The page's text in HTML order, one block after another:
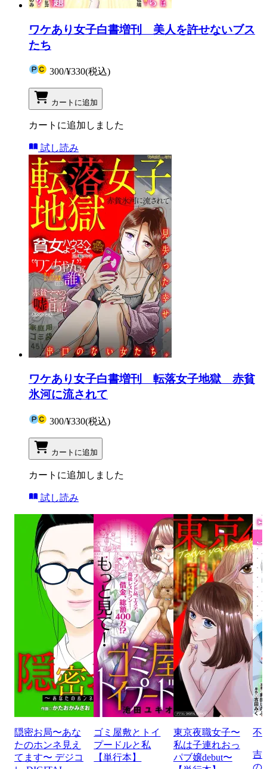
ワケあり女子白書増刊 美人を許せないブス
たち
300/¥330(税込)
カートに追加
カートに追加しました
試し読み
ワケあり女子白書増刊 転落女子地獄 赤貧
氷河に流されて
300/¥330(税込)
カートに追加
カートに追加しました
試し読み
隠密お局〜あな
たのホンネ見え
てます〜 デジコ
ゴミ屋敷とトイ
プードルと私
【単行本】
東京夜職女子〜
私は子連れおっ
パブ嬢debut〜
不
吉
の